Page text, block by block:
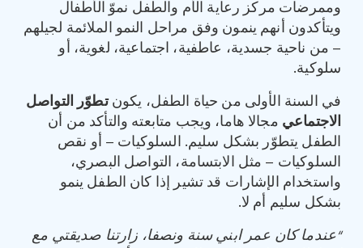
وممرضات مركز رعاية الأم والطفل نموّ الأطفال
ويتأكدون أنهم ينمون وفق مراحل النمو الملائمة لجيلهم
– من ناحية جسدية، عاطفية، اجتماعية، لغوية، أو
سلوكية.
في السنة الأولى من حياة الطفل، يكونتطوّر التواصل
الاجتماعي مجالا هاما، ويجب متابعته والتأكد من أن
الطفل يتطوّر بشكل سليم. السلوكيات – أو نقص
السلوكيات – مثل الابتسامة، التواصل البصري،
واستخدام الإشارات قد تشير إذا كان الطفل ينمو
بشكل سليم أم لا.
“عندما كان عمر ابني سنة ونصفا، زارتنا صديقتي مع